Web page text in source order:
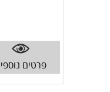
פרטים